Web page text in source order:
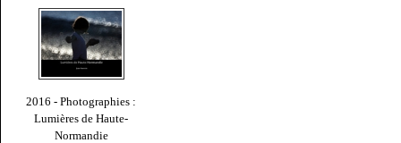
2016 - Photographies :
Lumières de Haute-
Normandie